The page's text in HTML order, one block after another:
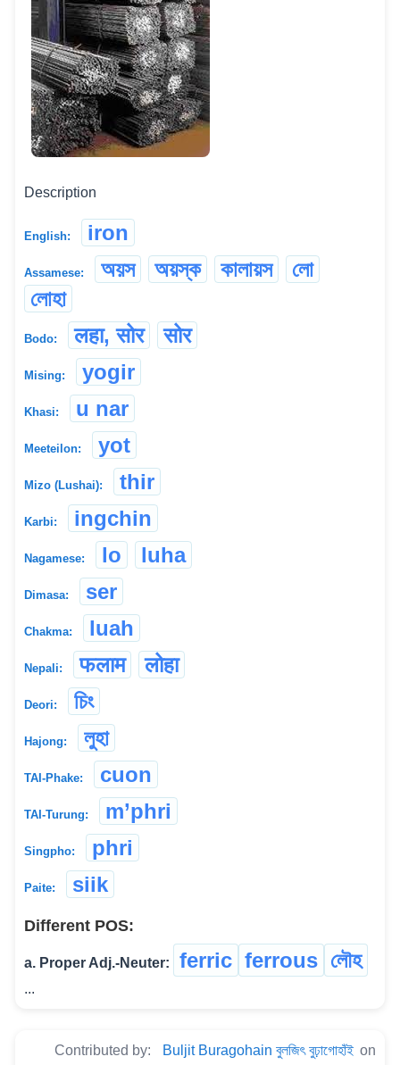
Description
English: iron
Assamese: অয়স অয়স্ক কালায়স
লো
লোহা
Bodo: लहा, सोर सोर
Mising: yogir
Khasi: u nar
Meeteilon: yot
Mizo (Lushai): thir
Karbi: ingchin
Nagamese: lo luha
Dimasa: ser
Chakma: luah
Nepali: फलाम लोहा
Deori: চিং
Hajong: লুহা
TAI-Phake: cuon
TAI-Turung: m’phri
Singpho: phri
Paite: siik
Different POS:
a. Proper Adj.-Neuter: ferric ferrous লৌহ
...
Contributed by: Buljit Buragohain বুলজিৎ বুঢ়াগোহাঁই on